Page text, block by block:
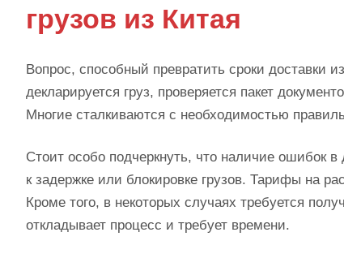
грузов из Китая
Вопрос, способный превратить сроки доставки
декларируется груз, проверяется пакет
Многие сталкиваются с необходимостью
Стоит особо подчеркнуть, что наличие ошибок
к задержке или блокировке грузов. Тарифы на
Кроме того, в некоторых случаях требуется
откладывает процесс и требует времени.